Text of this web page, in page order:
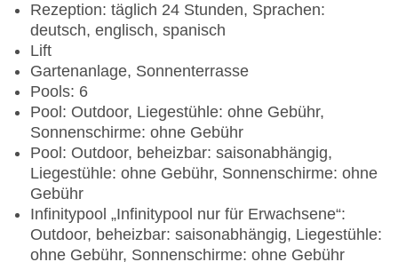
Rezeption: täglich 24 Stunden, Sprachen:
deutsch, englisch, spanisch
Lift
Gartenanlage, Sonnenterrasse
Pools: 6
Pool: Outdoor, Liegestühle: ohne Gebühr,
Sonnenschirme: ohne Gebühr
Pool: Outdoor, beheizbar: saisonabhängig,
Liegestühle: ohne Gebühr, Sonnenschirme: ohne
Gebühr
Infinitypool „Infinitypool nur für Erwachsene“:
Outdoor, beheizbar: saisonabhängig, Liegestühle:
ohne Gebühr, Sonnenschirme: ohne Gebühr